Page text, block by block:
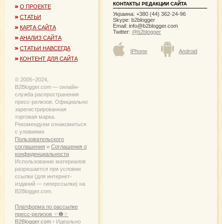
О ПРОЕКТЕ
СТАТЬИ
КАРТА САЙТА
АНАЛИЗ САЙТА
СТАТЬИ НАВСЕГДА
КОНТЕНТ ДЛЯ САЙТА
© 2005−2024,
B2Blogger.com — онлайн-
служба распространения
пресс-релизов. Официально
зарегистрированная
торговая марка.
Рекомендуем ознакомиться
с уловиями
Пользовательского
соглашения и Соглашения о
конфиденциальности
Использование материалов
разрешается при условии
ссылки (для интернет-
изданий — гиперссылки) на
B2Blogger.com.
Платформа по рассылке
пресс-релизов ☜❶☞
B2Blogger.com › Идеально
КОНТАКТЫ РЕДАКЦИИ САЙТА
Украина: +380 (44) 362-24-96
Skype: b2blogger
Email: info@b2blogger.com
Twitter: @b2blogger
IPhone Android